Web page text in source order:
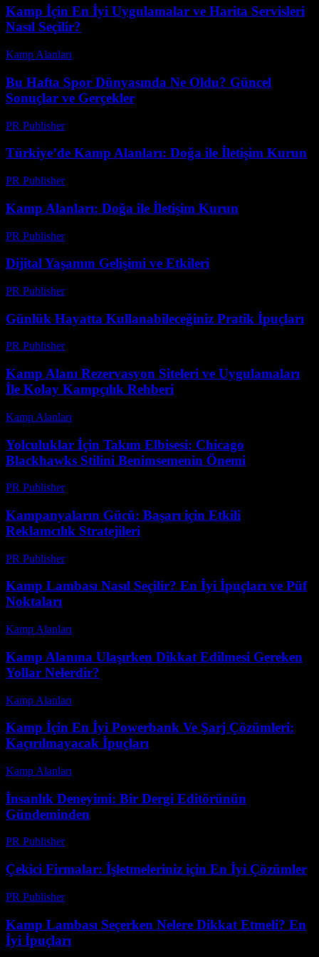
Kamp İçin En İyi Uygulamalar ve Harita Servisleri
Nasıl Seçilir?
Kamp Alanları
Bu Hafta Spor Dünyasında Ne Oldu? Güncel
Sonuçlar ve Gerçekler
PR Publisher-
Türkiye’de Kamp Alanları: Doğa ile İletişim Kurun
PR Publisher-
Kamp Alanları: Doğa ile İletişim Kurun
PR Publisher-
Dijital Yaşamın Gelişimi ve Etkileri
PR Publisher-
Günlük Hayatta Kullanabileceğiniz Pratik İpuçları
PR Publisher-
Kamp Alanı Rezervasyon Siteleri ve Uygulamaları
İle Kolay Kampçılık Rehberi
Kamp Alanları
Yolculuklar İçin Takım Elbisesi: Chicago
Blackhawks Stilini Benimsemenin Önemi
PR Publisher-
Kampanyaların Gücü: Başarı için Etkili
Reklamcılık Stratejileri
PR Publisher-
Kamp Lambası Nasıl Seçilir? En İyi İpuçları ve Püf
Noktaları
Kamp Alanları
Kamp Alanına Ulaşırken Dikkat Edilmesi Gereken
Yollar Nelerdir?
Kamp Alanları
Kamp İçin En İyi Powerbank Ve Şarj Çözümleri:
Kaçırılmayacak İpuçları
Kamp Alanları
İnsanlık Deneyimi: Bir Dergi Editörünün
Gündeminden
PR Publisher-
Çekici Firmalar: İşletmeleriniz için En İyi Çözümler
PR Publisher-
Kamp Lambası Seçerken Nelere Dikkat Etmeli? En
İyi İpuçları